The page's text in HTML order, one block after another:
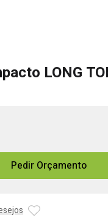
LONG
Pedir Orçamento